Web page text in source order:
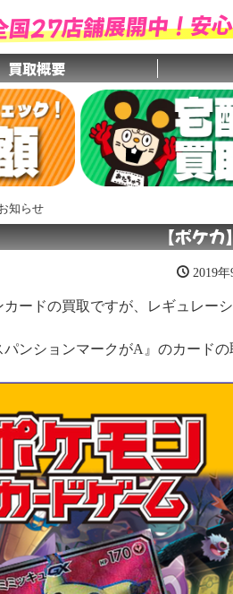
国27店舗展開中！安
買取概要
知らせ
【ポケカ
2019年
カードの買取ですが、レギュレーシ
パンションマークがA』のカード